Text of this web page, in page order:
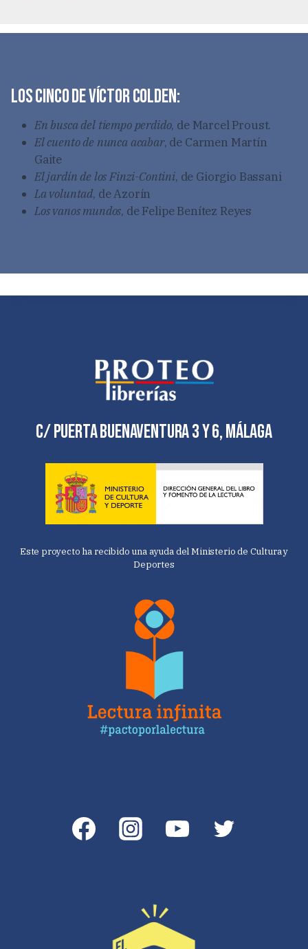
Los cinco de Víctor Colden:
En busca del tiempo perdido, de Marcel Proust.
El cuento de nunca acabar, de Carmen Martín
Gaite
El jardín de los Finzi-Contini, de Giorgio Bassani
La voluntad, de Azorín
Los vanos mundos, de Felipe Benítez Reyes
C/ Puerta Buenaventura 3 y 6, Málaga
Este proyecto ha recibido una ayuda del Ministerio de Cultura y
Deportes